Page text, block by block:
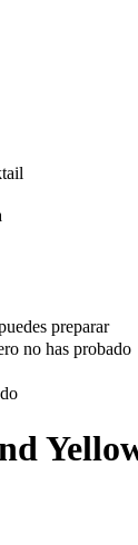
preparar
no has probado